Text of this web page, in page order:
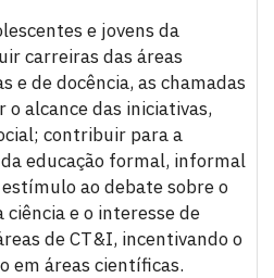
e jovens da
carreiras das áreas
e de docência, as chamadas
alcance das iniciativas,
contribuir para a
educação formal, informal
ao debate sobre o
e o interesse de
de CT&I, incentivando o
em áreas científicas.